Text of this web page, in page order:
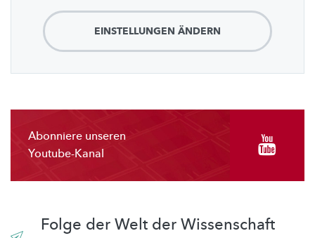
EINSTELLUNGEN ÄNDERN
Abonniere unseren
Youtube-Kanal
Folge der Welt der Wissenschaft